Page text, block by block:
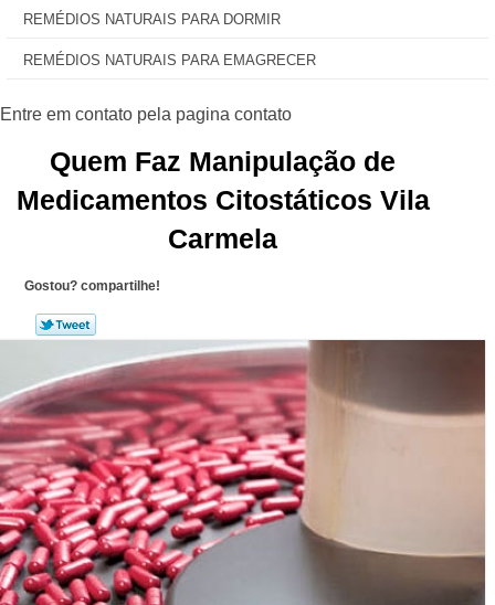
REMÉDIOS NATURAIS PARA DORMIR
REMÉDIOS NATURAIS PARA EMAGRECER
Quem Faz Manipulação de
Medicamentos Citostáticos Vila
Carmela
Gostou? compartilhe!